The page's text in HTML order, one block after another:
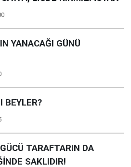
YANACAĞI GÜNÜ
BEYLER?
TARAFTARIN DA
SAKLIDIR!